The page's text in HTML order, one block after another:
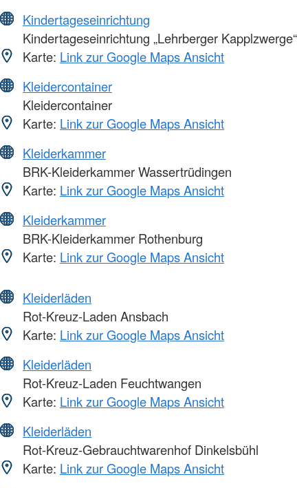
Kindertageseinrichtung
Kindertageseinrichtung „Lehrberger Kapplzwerge“
Karte: Link zur Google Maps Ansicht
Kleidercontainer
Kleidercontainer
Karte: Link zur Google Maps Ansicht
Kleiderkammer
BRK-Kleiderkammer Wassertrüdingen
Karte: Link zur Google Maps Ansicht
Kleiderkammer
BRK-Kleiderkammer Rothenburg
Karte: Link zur Google Maps Ansicht
Kleiderläden
Rot-Kreuz-Laden Ansbach
Karte: Link zur Google Maps Ansicht
Kleiderläden
Rot-Kreuz-Laden Feuchtwangen
Karte: Link zur Google Maps Ansicht
Kleiderläden
Rot-Kreuz-Gebrauchtwarenhof Dinkelsbühl
Karte: Link zur Google Maps Ansicht